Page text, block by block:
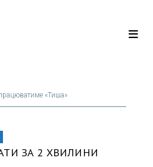
«Тиша»
ЗА 2 ХВИЛИНИ